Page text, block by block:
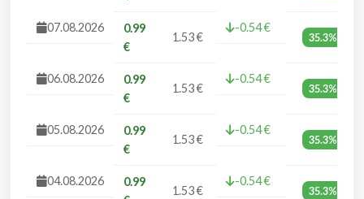
07.08.2026
0.99
€
1.53 €
-0.54 €
35.3%
06.08.2026
0.99
€
1.53 €
-0.54 €
35.3%
05.08.2026
0.99
€
1.53 €
-0.54 €
35.3%
04.08.2026
0.99
1.53 €
-0.54 €
35.3%